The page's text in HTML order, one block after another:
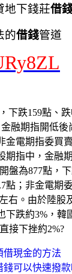
地下錢莊借
的借錢管道
下跌159點、
融期指開低
金電期指委買
期指中，金融
盤為877點，
點；非金電期
右。由於陸股
下跌約3%，韓
接下挫約2%?
借現金的方法
錢可以快速撥